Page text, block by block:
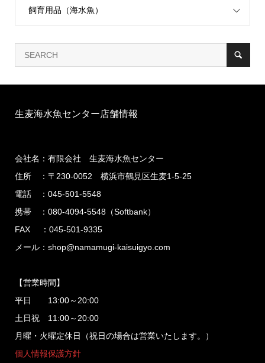
飼育用品（海水魚）
生麦海水魚センター店舗情報
会社名：有限会社 生麦海水魚センター
住所 ：〒230-0052 横浜市鶴見区生麦1-5-25
電話 ：045-501-5548
携帯 ：080-4094-5548（Softbank）
FAX ：045-501-9335
メール：shop@namamugi-kaisuigyo.com
【営業時間】
平日 13:00～20:00
土日祝 11:00～20:00
月曜・火曜定休日（祝日の場合は営業いたします。）
個人情報保護方針